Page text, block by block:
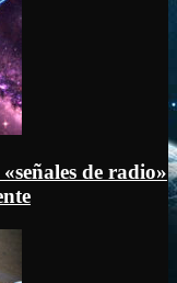
de radio»